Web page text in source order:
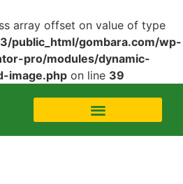
array offset on value of type
public_html/gombara.com/wp-
pro/modules/dynamic-
image.php on line 39